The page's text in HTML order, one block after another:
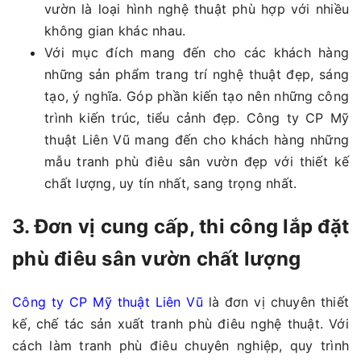
vườn là loại hình nghệ thuật phù hợp với nhiều
không gian khác nhau.
Với mục đích mang đến cho các khách hàng
những sản phẩm trang trí nghệ thuật đẹp, sáng
tạo, ý nghĩa. Góp phần kiến tạo nên những công
trình kiến trúc, tiểu cảnh đẹp. Công ty CP Mỹ
thuật Liên Vũ mang đến cho khách hàng những
mẫu tranh phù điêu sân vườn đẹp với thiết kế
chất lượng, uy tín nhất, sang trọng nhất.
3. Đơn vị cung cấp, thi công lắp đặt
phù điêu sân vườn chất lượng
Công ty CP Mỹ thuật Liên Vũ là đơn vị chuyên thiết
kế, chế tác sản xuất tranh phù điêu nghệ thuật. Với
cách làm tranh phù điêu chuyên nghiệp, quy trình